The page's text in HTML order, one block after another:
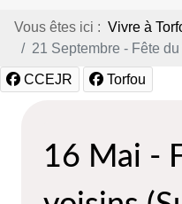
Vous êtes ici : Vivre à
21 Septembre - Fête
CCEJR Torfou
16 Mai -